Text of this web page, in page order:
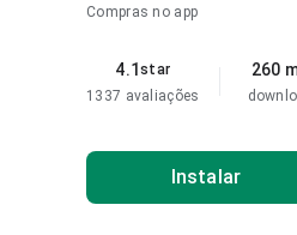
Compras no app
4.1star
1337 avaliações
260
Instalar